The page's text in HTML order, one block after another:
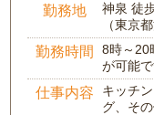
勤務地
神泉 徒
（東京
勤務時間
8時～20
が可能
仕事内容
キッチ
グ、そ